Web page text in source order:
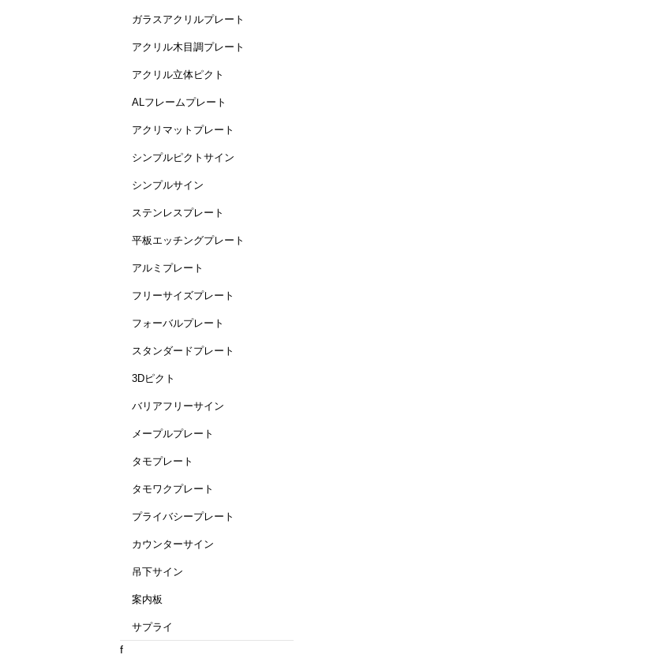
ガラスアクリルプレート
アクリル木目調プレート
アクリル立体ピクト
ALフレームプレート
アクリマットプレート
シンプルピクトサイン
シンプルサイン
ステンレスプレート
平板エッチングプレート
アルミプレート
フリーサイズプレート
フォーバルプレート
スタンダードプレート
3Dピクト
バリアフリーサイン
メープルプレート
タモプレート
タモワクプレート
プライバシープレート
カウンターサイン
吊下サイン
案内板
サプライ
f